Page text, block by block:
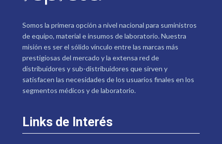
Somos la primera opción a nivel nacional para suministros
de equipo, material e insumos de laboratorio. Nuestra
misión es ser el sólido vínculo entre las marcas más
prestigiosas del mercado y la extensa red de
distribuidores y sub-distribuidores que sirven y
satisfacen las necesidades de los usuarios finales en los
segmentos médicos y de laboratorio.
Links de Interés